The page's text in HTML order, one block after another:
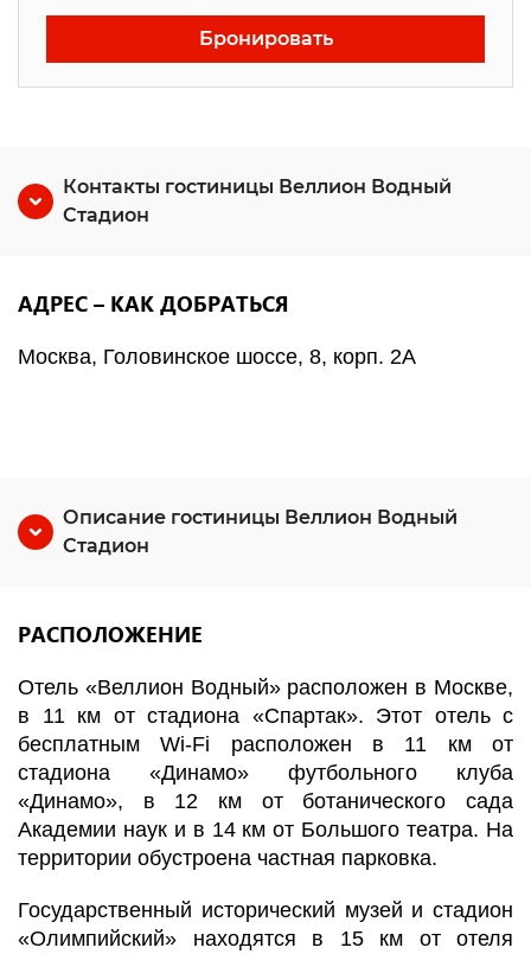
Бронировать
Контакты гостиницы Веллион Водный
Стадион
АДРЕС – КАК ДОБРАТЬСЯ
Москва, Головинское шоссе, 8, корп. 2А
Описание гостиницы Веллион Водный
Стадион
РАСПОЛОЖЕНИЕ
Отель «Веллион Водный» расположен в Москве,
в 11 км от стадиона «Спартак». Этот отель с
бесплатным Wi-Fi расположен в 11 км от
стадиона «Динамо» футбольного клуба
«Динамо», в 12 км от ботанического сада
Академии наук и в 14 км от Большого театра. На
территории обустроена частная парковка.
Государственный исторический музей и стадион
«Олимпийский» находятся в 15 км от отеля